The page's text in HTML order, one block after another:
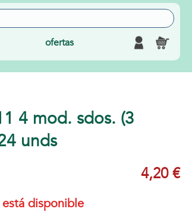
ofertas
4 mod. sdos. (3
unds
4,20 €
disponible